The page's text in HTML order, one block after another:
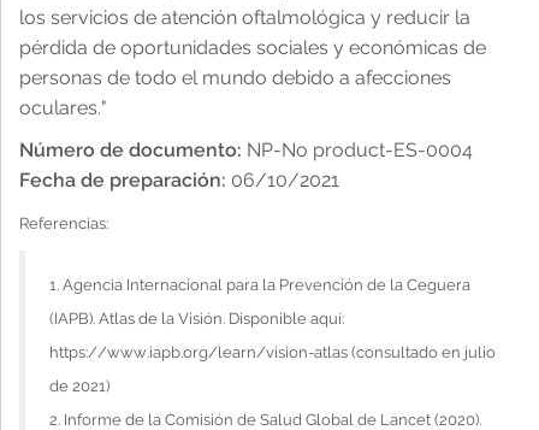
los servicios de atención oftalmológica y reducir la
pérdida de oportunidades sociales y económicas de
personas de todo el mundo debido a afecciones
oculares."
Número de documento: NP-No product-ES-0004
Fecha de preparación: 06/10/2021
Referencias:
1. Agencia Internacional para la Prevención de la Ceguera
(IAPB). Atlas de la Visión. Disponible aquí:
https://www.iapb.org/learn/vision-atlas (consultado en julio
de 2021)
2. Informe de la Comisión de Salud Global de Lancet (2020).